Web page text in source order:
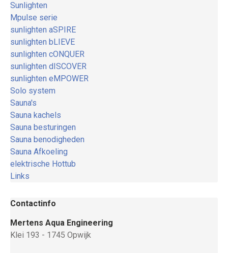
Sunlighten
Mpulse serie
sunlighten aSPIRE
sunlighten bLIEVE
sunlighten cONQUER
sunlighten dISCOVER
sunlighten eMPOWER
Solo system
Sauna's
Sauna kachels
Sauna besturingen
Sauna benodigheden
Sauna Afkoeling
elektrische Hottub
Links
Contactinfo
Mertens Aqua Engineering
Klei 193 - 1745 Opwijk